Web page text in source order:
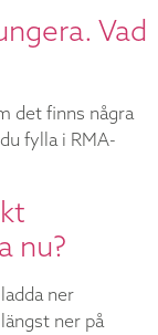
Vad
det finns några
fylla i RMA-
nu?
ner
ner på